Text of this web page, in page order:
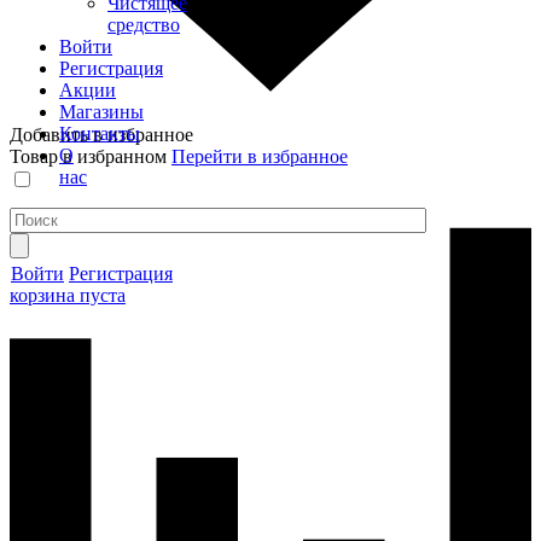
средство
Войти
Регистрация
Акции
Магазины
Контакты
О
нас
Войти Регистрация
корзина пуста
Добавить в избранное
Товар в избранном Перейти в избранное